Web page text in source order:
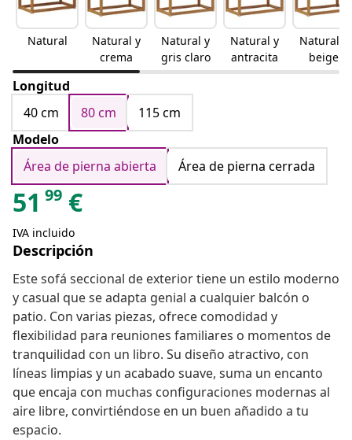
Natural
Natural y
crema
Natural y
gris claro
Natural y
antracita
Natural y
beige
Longitud
40 cm
80 cm
115 cm
Modelo
Área de pierna abierta
Área de pierna cerrada
51 99 €
IVA incluido
Descripción
Este sofá seccional de exterior tiene un estilo moderno
y casual que se adapta genial a cualquier balcón o
patio. Con varias piezas, ofrece comodidad y
flexibilidad para reuniones familiares o momentos de
tranquilidad con un libro. Su diseño atractivo, con
líneas limpias y un acabado suave, suma un encanto
que encaja con muchas configuraciones modernas al
aire libre, convirtiéndose en un buen añadido a tu
espacio.